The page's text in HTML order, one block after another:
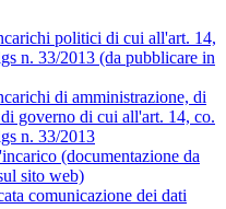
politici di cui all'art. 14,
n. 33/2013 (da pubblicare in
di amministrazione, di
governo di cui all'art. 14, co.
n. 33/2013
(documentazione da
sito web)
comunicazione dei dati